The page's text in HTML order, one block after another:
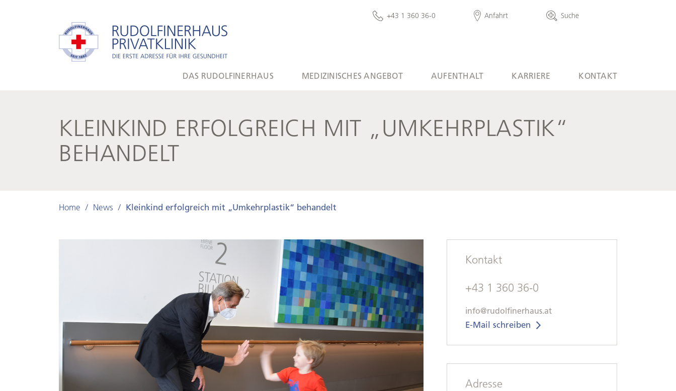
+43 1 360 36-0 Anfahrt Suche
DAS RUDOLFINERHAUS MEDIZINISCHES ANGEBOT AUFENTHALT KARRIERE KONTAKT
KLEINKIND ERFOLGREICH MIT „UMKEHRPLASTIK“
BEHANDELT
Home News Kleinkind erfolgreich mit „Umkehrplastik“ behandelt
Kontakt
+43 1 360 36-0
info@rudolfinerhaus.at
E-Mail schreiben
Adresse